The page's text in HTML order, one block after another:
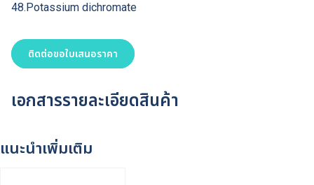
48.Potassium dichromate
ติดต่อขอใบเสนอราคา
เอกสารรายละเอียดสินค้า
แนะนำเพิ่มเติม